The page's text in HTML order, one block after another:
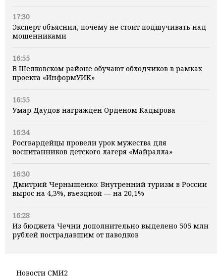
17:30
Эксперт объяснил, почему не стоит подшучивать над
мошенниками
16:55
В Шелковском районе обучают обходчиков в рамках
проекта «ИнформУИК»
16:55
Умар Даудов награжден Орденом Кадырова
16:34
Росгвардейцы провели урок мужества для
воспитанников детского лагеря «Майралла»
16:30
Дмитрий Чернышенко: Внутренний туризм в России
вырос на 4,3%, въездной — на 20,1%
16:28
Из бюджета Чечни дополнительно выделено 505 млн
рублей пострадавшим от паводков
Новости СМИ2